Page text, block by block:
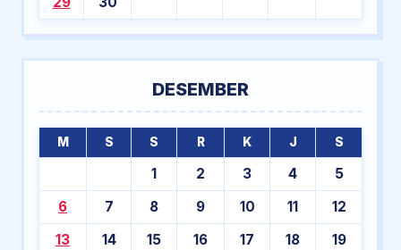
DESEMBER
M S S R K J S
1 2 3 4
5
6
7 8 9 10 11
12
13
14 15 16 17 18
19